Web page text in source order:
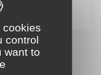
cookies
control
want to